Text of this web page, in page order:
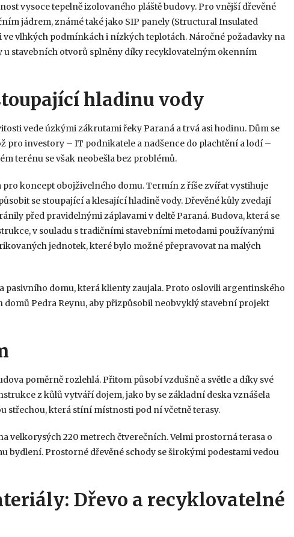
vysoce tepelně izolovaného pláště budovy. Pro vnější dřevěné
jádrem, známé také jako SIP panely (Structural Insulated
vlhkých podmínkách i nízkých teplotách. Náročné požadavky na
stavebních otvorů splněny díky recyklovatelným okenním
hladinu vody
vede úzkými zákrutami řeky Paraná a trvá asi hodinu. Dům se
pro investory – IT podnikatele a nadšence do plachtění a lodí –
terénu se však neobešla bez problémů.
koncept obojživelného domu. Termín z říše zvířat vystihuje
se stoupající a klesající hladině vody. Dřevěné kůly zvedají
před pravidelnými záplavami v deltě Paraná. Budova, která se
v souladu s tradičními stavebními metodami používanými
jednotek, které bylo možné přepravovat na malých
domu, která klienty zaujala. Proto oslovili argentinského
Pedra Reynu, aby přizpůsobil neobvyklý stavební projekt
poměrně rozlehlá. Přitom působí vzdušně a světle a díky své
z kůlů vytváří dojem, jako by se základní deska vznášela
střechou, která stíní místnosti pod ní včetně terasy.
velkorysých 220 metrech čtverečních. Velmi prostorná terasa o
bydlení. Prostorné dřevěné schody se širokými podestami vedou
Dřevo a recyklovatelné